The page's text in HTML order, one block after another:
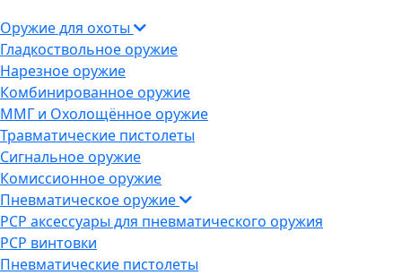
Оружие для охоты
Гладкоствольное оружие
Нарезное оружие
Комбинированное оружие
ММГ и Охолощённое оружие
Травматические пистолеты
Сигнальное оружие
Комиссионное оружие
Пневматическое оружие
PCP аксессуары для пневматического оружия
PCP винтовки
Пневматические пистолеты